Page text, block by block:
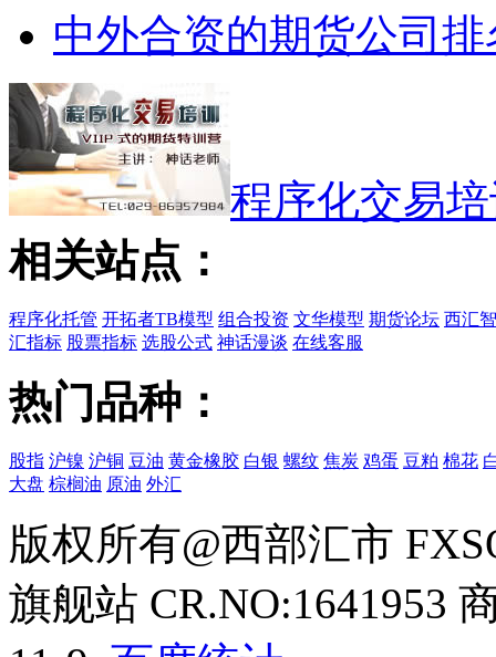
中外合资的期货公司
程序化交易
相关站点：
程序化托管 开拓者TB模型 组合投资 文华模型 期货论坛 西汇
汇指标 股票指标 选股公式 神话漫谈 在线客服
热门品种：
股指 沪镍 沪铜 豆油 黄金橡胶 白银 螺纹 焦炭 鸡蛋 豆粕 棉花
大盘 棕榈油 原油 外汇
版权所有@西部汇市
旗舰站 CR.NO:1641953